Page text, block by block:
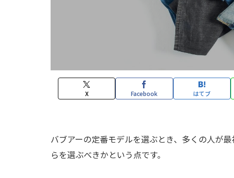
X Facebook はてブ
バブアーの定番モデルを選ぶとき、多くの人が
らを選ぶべきかという点です。